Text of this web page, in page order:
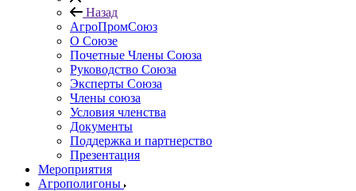
Назад
АгроПромСоюз
О Союзе
Почетные Члены Союза
Руководство Союза
Эксперты Союза
Члены союза
Условия членства
Документы
Поддержка и партнерство
Презентация
Мероприятия
Агрополигоны